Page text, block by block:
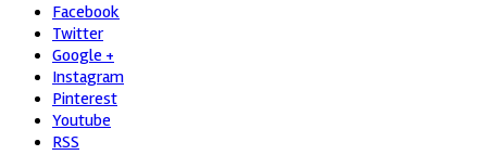
Facebook
Twitter
Google +
Instagram
Pinterest
Youtube
RSS